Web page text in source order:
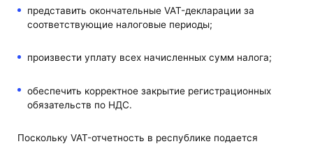
представить окончательные VAT-декларации за
соответствующие налоговые периоды;
произвести уплату всех начисленных сумм налога;
обеспечить корректное закрытие регистрационных
обязательств по НДС.
Поскольку VAT-отчетность в республике подается